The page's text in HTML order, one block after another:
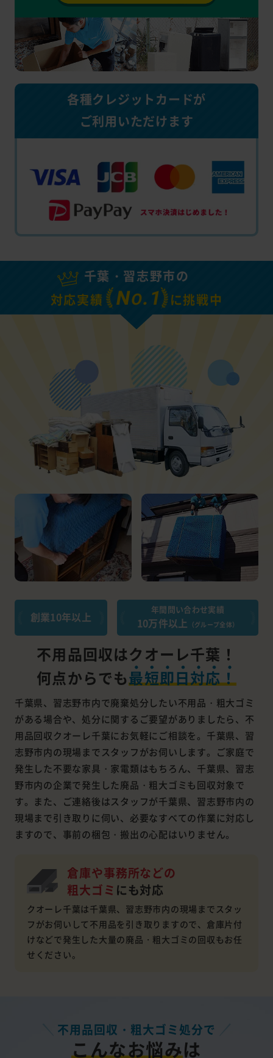
各種クレジットカードが
ご利用いただけます
千葉・習志野市の
対応実績
NO.1 に挑戦中
創業10年以上
年間問い合わせ実績
10万件以上 （グループ全体）
不用品回収はクオーレ千葉！
何点からでも最短即日対応！
千葉県、習志野市内で廃棄処分したい不用品・粗大ゴミ
がある場合や、処分に関するご要望がありましたら、不
用品回収クオーレ千葉にお気軽にご相談を。千葉県、習
志野市内の現場までスタッフがお伺いします。ご家庭で
発生した不要な家具・家電類はもちろん、千葉県、習志
野市内の企業で発生した廃品・粗大ゴミも回収対象で
す。また、ご連絡後はスタッフが千葉県、習志野市内の
現場まで引き取りに伺い、必要なすべての作業に対応し
ますので、事前の梱包・搬出の心配はいりません。
倉庫や事務所などの
粗大ゴミ にも対応
クオーレ千葉は千葉県、習志野市内の現場までスタッ
フがお伺いして不用品を引き取りますので、倉庫片付
けなどで発生した大量の廃品・粗大ゴミの回収もお任
せください。
不用品回収・粗大ゴミ処分で
こんなお悩みは